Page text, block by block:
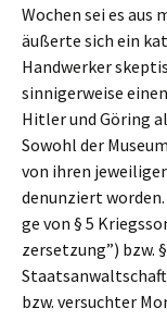
Wochen sei es aus
äußer­te sich ein
Handwer­ker
sin­ni­ger­wei­se
Hitler und Göring
Sowohl der
von ihren
denun­ziert
ge von § 5
zer­set­zung”) bzw.
bzw. versuch­ter